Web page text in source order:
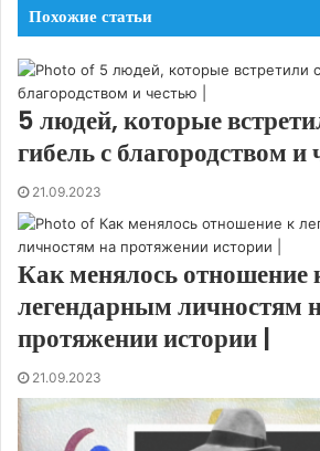
Похожие статьи
5 людей, которые
гибель с благородством и
21.09.2023
Как менялось отношение
легендарным личностям
протяжении истории |
21.09.2023